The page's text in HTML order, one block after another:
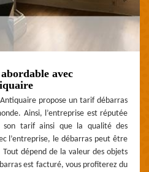
avec
propose un tarif débarras
Ainsi, l’entreprise est réputée
son tarif ainsi que la qualité des
l’entreprise, le débarras peut être
dépend de la valeur des objets
est facturé, vous profiterez du